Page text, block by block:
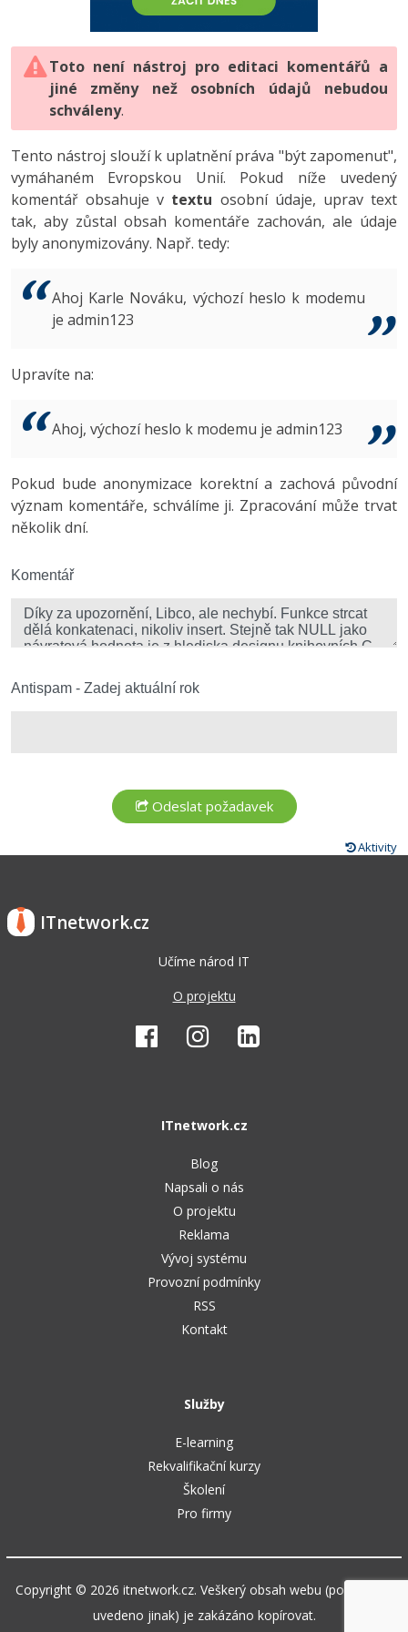
HTML5, CSS3, Bootstrap, SEO
SQL a databáze
Testování a verzování
UML a návrhové vzory
React
Spring
ASP.NET MVC
Best practices
PHP
JavaScript
Python
HTML / CSS
UML a návrhové vzory
MySQL/MariaDB
MS-SQL
Vývojář mobilních aplikací
C# Game developer
Tester
Systémový administrátor
3D grafik
Copywriter
WordPress specialista
-80%
JavaScript -80%
PHP -80%
Swift -80%
Kotlin -80%
VB.NET
Algoritmy -41%
Umělá inteligence (AI) -10%
Fórum
Digitální gramotnost
Marketing
WordPress
SEO
UX
Business
Copywriting
Windows
Kybernetická bezpečnost
-80%
Adobe Illustrator -80%
Adobe Lightroom
Adobe XD
Adobe InDesign -25%
Adobe After Effects
Inkscape
Fórum
Toto není nástroj pro editaci komentářů a
jiné změny než osobních údajů nebudou
schváleny.
Tento nástroj slouží k uplatnění práva "být zapomenut",
vymáhaném Evropskou Unií. Pokud níže uvedený
komentář obsahuje v textu osobní údaje, uprav text
tak, aby zůstal obsah komentáře zachován, ale údaje
byly anonymizovány. Např. tedy:
Ahoj Karle Nováku, výchozí heslo k modemu
je admin123
Upravíte na:
Ahoj, výchozí heslo k modemu je admin123
Pokud bude anonymizace korektní a zachová původní
význam komentáře, schválíme ji. Zpracování může trvat
několik dní.
Komentář
Antispam - Zadej aktuální rok
Aktivity
ITnetwork.cz
Učíme národ IT
O projektu
ITnetwork.cz
Blog
Napsali o nás
O projektu
Reklama
Vývoj systému
Provozní podmínky
RSS
Kontakt
Služby
E-learning
Rekvalifikační kurzy
Školení
Pro firmy
Copyright © 2026 itnetwork.cz. Veškerý obsah webu (pokud není
uvedeno jinak) je zakázáno kopírovat.